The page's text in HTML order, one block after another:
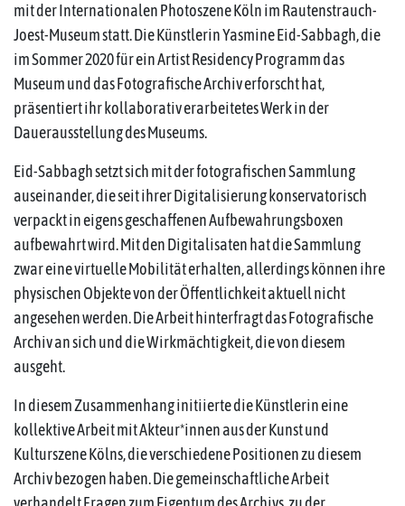
mit der Internationalen Photoszene Köln im Rautenstrauch-
Joest-Museum statt. Die Künstlerin Yasmine Eid-Sabbagh, die
im Sommer 2020 für ein Artist Residency Programm das
Museum und das Fotografische Archiv erforscht hat,
präsentiert ihr kollaborativ erarbeitetes Werk in der
Dauerausstellung des Museums.
Eid-Sabbagh setzt sich mit der fotografischen Sammlung
auseinander, die seit ihrer Digitalisierung konservatorisch
verpackt in eigens geschaffenen Aufbewahrungsboxen
aufbewahrt wird. Mit den Digitalisaten hat die Sammlung
zwar eine virtuelle Mobilität erhalten, allerdings können ihre
physischen Objekte von der Öffentlichkeit aktuell nicht
angesehen werden. Die Arbeit hinterfragt das Fotografische
Archiv an sich und die Wirkmächtigkeit, die von diesem
ausgeht.
In diesem Zusammenhang initiierte die Künstlerin eine
kollektive Arbeit mit Akteur*innen aus der Kunst und
Kulturszene Kölns, die verschiedene Positionen zu diesem
Archiv bezogen haben. Die gemeinschaftliche Arbeit